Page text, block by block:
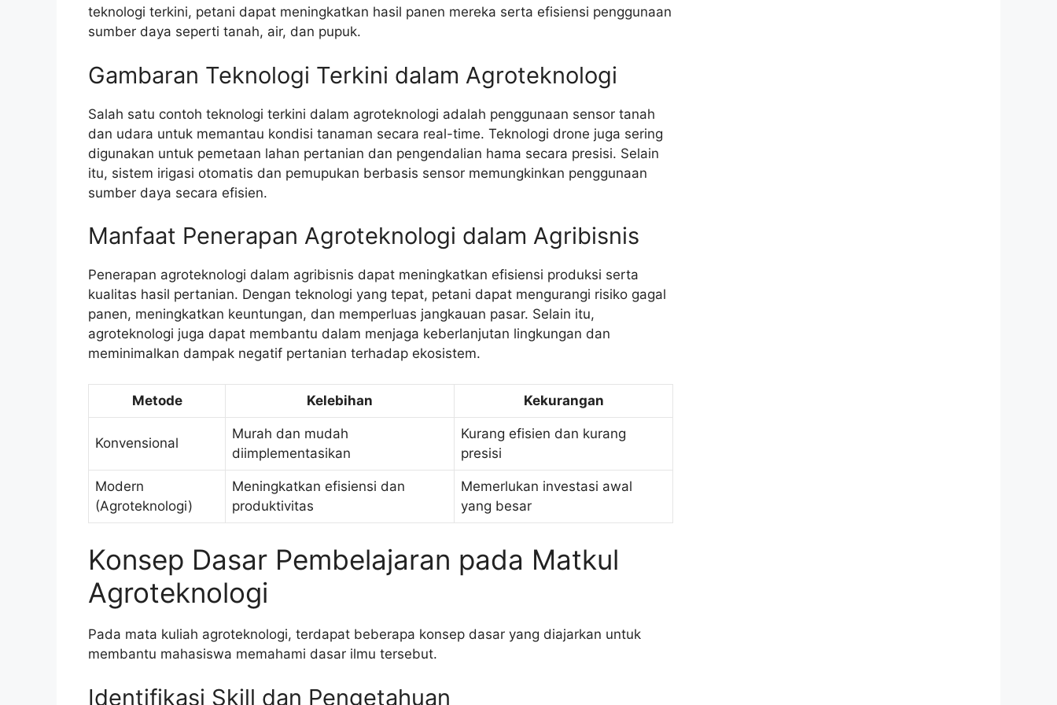
teknologi terkini, petani dapat meningkatkan hasil panen mereka serta efisiensi penggunaan
sumber daya seperti tanah, air, dan pupuk.
Gambaran Teknologi Terkini dalam Agroteknologi
Salah satu contoh teknologi terkini dalam agroteknologi adalah penggunaan sensor tanah
dan udara untuk memantau kondisi tanaman secara real-time. Teknologi drone juga sering
digunakan untuk pemetaan lahan pertanian dan pengendalian hama secara presisi. Selain
itu, sistem irigasi otomatis dan pemupukan berbasis sensor memungkinkan penggunaan
sumber daya secara efisien.
Manfaat Penerapan Agroteknologi dalam Agribisnis
Penerapan agroteknologi dalam agribisnis dapat meningkatkan efisiensi produksi serta
kualitas hasil pertanian. Dengan teknologi yang tepat, petani dapat mengurangi risiko gagal
panen, meningkatkan keuntungan, dan memperluas jangkauan pasar. Selain itu,
agroteknologi juga dapat membantu dalam menjaga keberlanjutan lingkungan dan
meminimalkan dampak negatif pertanian terhadap ekosistem.
Metode Kelebihan Kekurangan
Konvensional
Murah dan mudah
diimplementasikan
Kurang efisien dan kurang
presisi
Modern
(Agroteknologi)
Meningkatkan efisiensi dan
produktivitas
Memerlukan investasi awal
yang besar
Konsep Dasar Pembelajaran pada Matkul
Agroteknologi
Pada mata kuliah agroteknologi, terdapat beberapa konsep dasar yang diajarkan untuk
membantu mahasiswa memahami dasar ilmu tersebut.
Identifikasi Skill dan Pengetahuan